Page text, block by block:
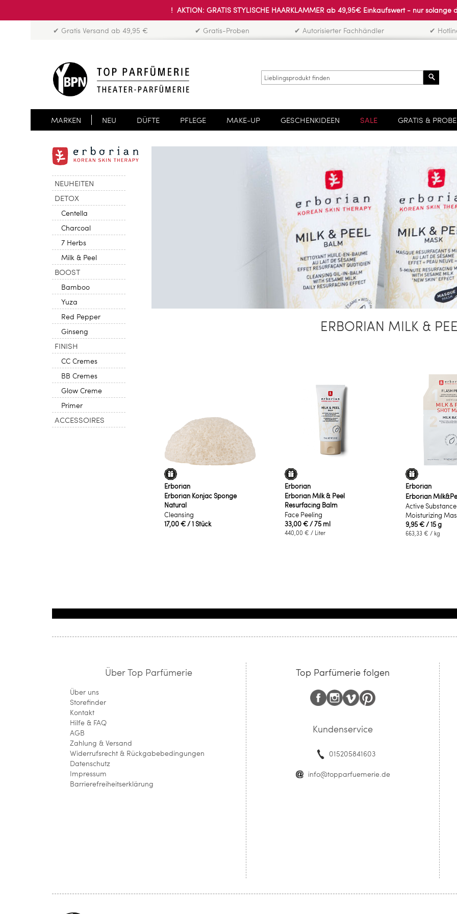
! AKTION: GRATIS STYLISCHE HAARKLAMMER ab 49,95€ Einkaufswert - nur solange
✔ Gratis Versand ab 49,95 € ✔ Gratis-Proben ✔ Autorisierter Fachhändler ✔
MARKEN NEU DÜFTE PFLEGE MAKE-UP GESCHENKIDEEN SALE GRATIS &
NEUHEITEN
DETOX
Centella
Charcoal
7 Herbs
Milk & Peel
BOOST
Bamboo
Yuza
Red Pepper
Ginseng
FINISH
CC Cremes
BB Cremes
Glow Creme
Primer
ACCESSOIRES
ERBORIAN MILK &
Erborian
Erborian Konjac Sponge
Natural
Cleansing
17,00 €/ 1 Stück
Erborian
Erborian Milk & Peel
Resurfacing Balm
Face Peeling
33,00 €/ 75 ml
440,00 € / Liter
Erborian
Erborian
Active
Moisturizing
9,95 €/ 15 g
663,33 € / kg
Über Top Parfümerie
Über uns
Storefinder
Kontakt
Hilfe & FAQ
AGB
Zahlung & Versand
Widerrufsrecht & Rückgabebedingungen
Datenschutz
Impressum
Barrierefreiheitserklärung
Top Parfümerie folgen
Kundenservice
015205841603
info@topparfuemerie.de